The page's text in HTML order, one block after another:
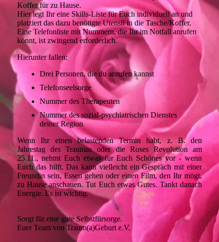
Koffer für zu Hause.
Hier legt Ihr eine Skills-Liste für Euch individuell an und
platziert das dazu benötigte Utensil in die Tasche/Koffer.
Eine Telefonliste mit Nummern, die Ihr im Notfall anrufen
könnt, ist zwingend erforderlich.
Hierunter fallen:
Drei Personen, die du anrufen kannst
Telefonseelsorge
Nummer des Therapeuten
Nummer des sozial-psychiatrischen Dienstes
deiner Region
Wenn Ihr einen belastenden Termin habt, z. B. den
Jahrestag des Traumas oder die Roses Revolution am
25.11., nehmt Euch etwas für Euch Schönes vor - wenn
Euch das hilft. Das kann vielleicht ein Gespräch mit einer
Freundin sein, Essen gehen oder einen Film, den Ihr mögt,
zu Hause anschauen. Tut Euch etwas Gutes. Tankt danach
Energie. Es ist wichtig.
Sorgt für eine gute Selbstfürsorge.
Euer Team von Traum(a)Geburt e.V.